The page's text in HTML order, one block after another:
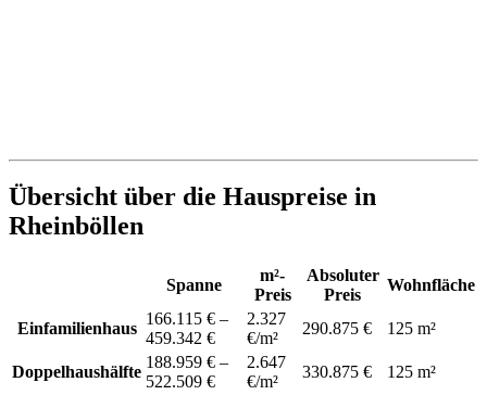
Übersicht über die Hauspreise in
Rheinböllen
Spanne
m²-
Preis
Absoluter
Preis
Wohnfläche
Einfamilienhaus
166.115 € –
459.342 €
2.327
€/m²
290.875 € 125 m²
Doppelhaushälfte
188.959 € –
522.509 €
2.647
€/m²
330.875 € 125 m²